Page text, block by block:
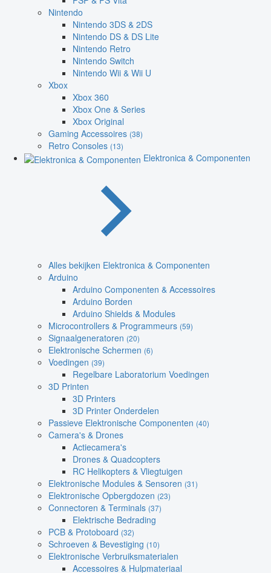
Nintendo
Nintendo 3DS & 2DS
Nintendo DS & DS Lite
Nintendo Retro
Nintendo Switch
Nintendo Wii & Wii U
Xbox
Xbox 360
Xbox One & Series
Xbox Original
Gaming Accessoires (38)
Retro Consoles (13)
Elektronica & Componenten
Alles bekijken Elektronica & Componenten
Arduino
Arduino Componenten & Accessoires
Arduino Borden
Arduino Shields & Modules
Microcontrollers & Programmeurs (59)
Signaalgeneratoren (20)
Elektronische Schermen (6)
Voedingen (39)
Regelbare Laboratorium Voedingen
3D Printen
3D Printers
3D Printer Onderdelen
Passieve Elektronische Componenten (40)
Camera's & Drones
Actiecamera's
Drones & Quadcopters
RC Helikopters & Vliegtuigen
Elektronische Modules & Sensoren (31)
Elektronische Opbergdozen (23)
Connectoren & Terminals (37)
Elektrische Bedrading
PCB & Protoboard (32)
Schroeven & Bevestiging (10)
Elektronische Verbruiksmaterialen
Accessoires & Hulpmateriaal